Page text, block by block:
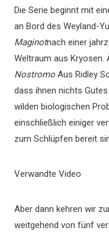
Die Serie beginnt mit
an Bord des Weyland-
Maginotnach einer
Weltraum aus Kryosen.
Nostromo Aus Ridley
dass ihnen nichts
wilden biologischen
einschließlich einiger
zum Schlüpfen bereit
Verwandte Video
Aber dann kehren wir
weitgehend von fünf